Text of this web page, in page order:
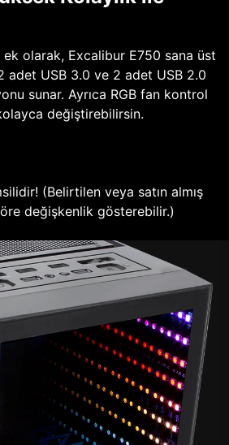
olarak, Excalibur E750 sana üst
adet USB 3.0 ve 2 adet USB 2.0
sunar. Ayrıca RGB fan kontrol
değiştirebilirsin.
(Belirtilen veya satın almış
değişkenlik gösterebilir.)